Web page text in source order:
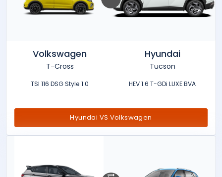
Hyundai
Tucson
HEV 1.6 T-GDi LUXE BVA
Volkswagen
T-Cross
1.0 TSI 116 DSG Style
Hyundai VS Volkswagen